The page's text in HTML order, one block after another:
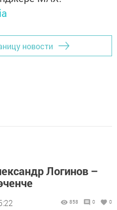
новости
Логинов –
858 0 0